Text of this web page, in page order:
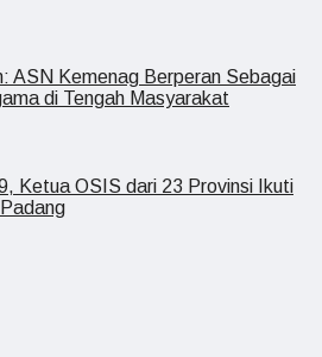
ASN Kemenag Berperan Sebagai
di Tengah Masyarakat
Ketua OSIS dari 23 Provinsi Ikuti